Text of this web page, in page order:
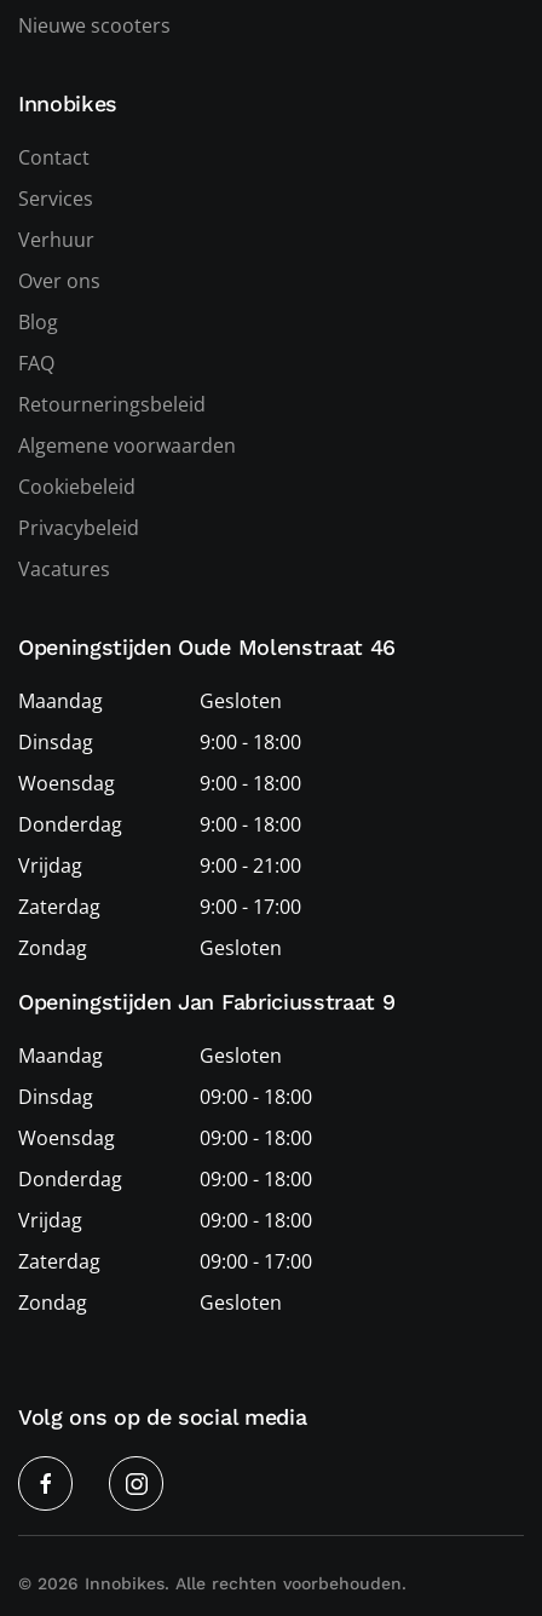
Nieuwe scooters
Innobikes
Contact
Services
Verhuur
Over ons
Blog
FAQ
Retourneringsbeleid
Algemene voorwaarden
Cookiebeleid
Privacybeleid
Vacatures
Openingstijden Oude Molenstraat 46
Maandag
Gesloten
Dinsdag
9:00 - 18:00
Woensdag
9:00 - 18:00
Donderdag
9:00 - 18:00
Vrijdag
9:00 - 21:00
Zaterdag
9:00 - 17:00
Zondag
Gesloten
Openingstijden Jan Fabriciusstraat 9
Maandag
Gesloten
Dinsdag
09:00 - 18:00
Woensdag
09:00 - 18:00
Donderdag
09:00 - 18:00
Vrijdag
09:00 - 18:00
Zaterdag
09:00 - 17:00
Zondag
Gesloten
Volg ons op de social media
© 2026 Innobikes. Alle rechten voorbehouden.